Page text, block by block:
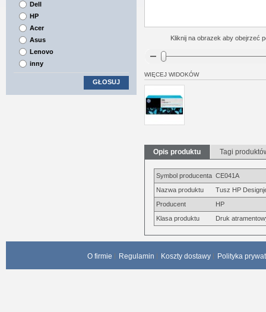
Kliknij na obrazek aby obejrzeć
WIĘCEJ WIDOKÓW
Opis produktu Tagi
Symbol producenta CE041A
Nazwa produktu
Tusz HP
Producent
HP
Klasa produktu
Druk
Dell
HP
Acer
Asus
Lenovo
inny
GŁOSUJ
O firmie Regulamin Koszty dostawy Polityka